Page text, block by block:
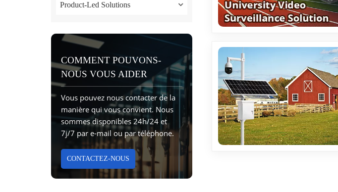
Product-Led Solutions
COMMENT POUVONS-
NOUS VOUS AIDER
Vous pouvez nous contacter de la
manière qui vous convient. Nous
sommes disponibles 24h/24 et
7j/7 par e-mail ou par téléphone.
CONTACTEZ-NOUS